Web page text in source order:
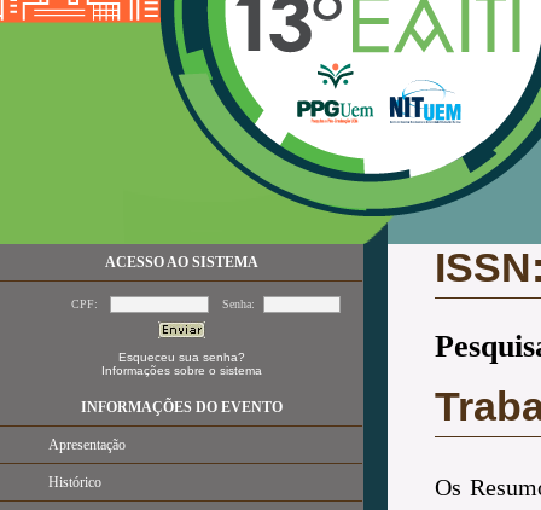
ACESSO AO SISTEMA
CPF: Senha:
Esqueceu sua senha?
Informações sobre o sistema
INFORMAÇÕES DO EVENTO
Apresentação
Histórico
Os